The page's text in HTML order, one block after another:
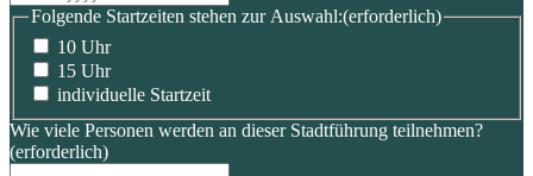
Schrägstrich
Folgende Startzeiten stehen zur Auswahl:(erforderlich)
10 Uhr
15 Uhr
individuelle Startzeit
Wie viele Personen werden an dieser Stadtführung teilnehmen?
(erforderlich)